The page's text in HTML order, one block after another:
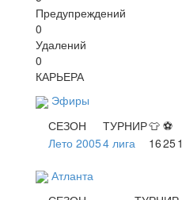
Предупреждений
0
Удалений
0
КАРЬЕРА
Эфиры
СЕЗОН
ТУРНИР👕 ⚽
Лето 20054 лига 16251
Атланта